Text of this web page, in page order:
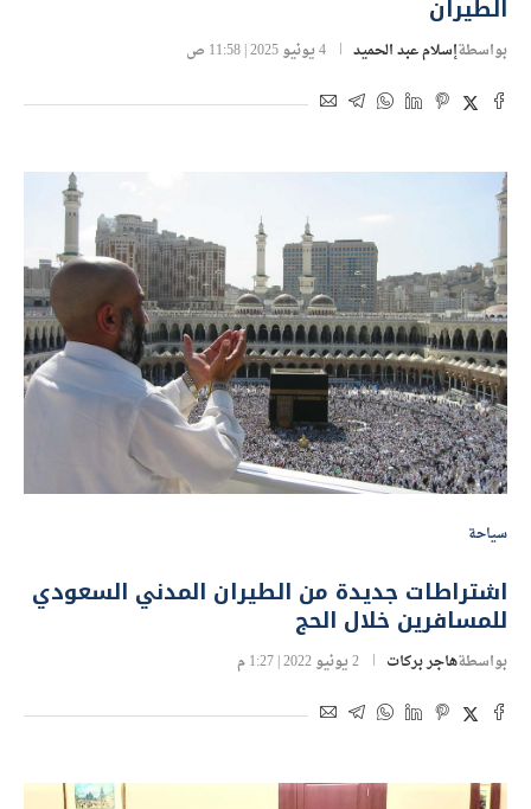
الطيران
بواسطةإسلام عبد الحميد 4 يونيو 2025 | 11:58 ص
سياحة
اشتراطات جديدة من الطيران المدني السعودي
للمسافرين خلال الحج
بواسطةهاجر بركات 2 يونيو 2022 | 1:27 م